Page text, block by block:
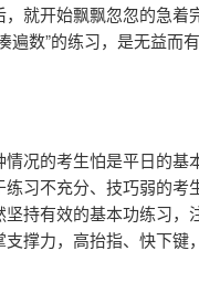
就开始飘飘忽忽的急着
遍数”的练习，是无益而
情况的考生怕是平日的基
练习不充分、技巧弱的考
持有效的基本功练习，
撑力，高抬指、快下键